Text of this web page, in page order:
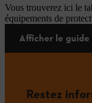
Vous trouverez ici le
équipements de
Afficher le guide
Restez